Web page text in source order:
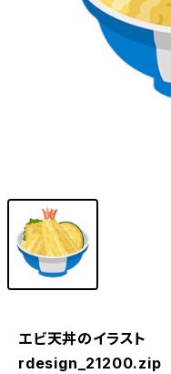
エビ天丼のイラスト
rdesign_21200.zip